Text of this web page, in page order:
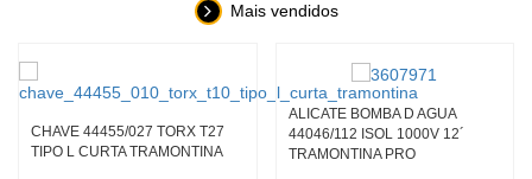
Mais vendidos
CHAVE 44455/027 TORX T27
TIPO L CURTA TRAMONTINA
ALICATE BOMBA D AGUA
44046/112 ISOL 1000V 12´
TRAMONTINA PRO